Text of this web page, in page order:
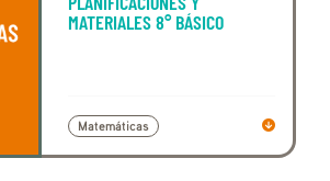
MATERIALES 8° BÁSICO
Matemáticas